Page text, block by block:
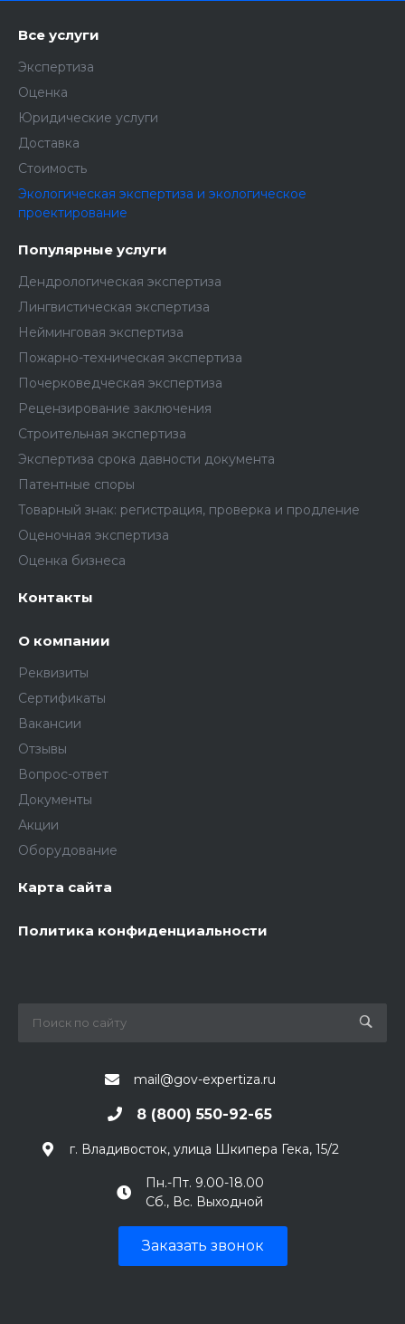
Все услуги
Экспертиза
Оценка
Юридические услуги
Доставка
Стоимость
Экологическая экспертиза и экологическое
проектирование
Популярные услуги
Дендрологическая экспертиза
Лингвистическая экспертиза
Нейминговая экспертиза
Пожарно-техническая экспертиза
Почерковедческая экспертиза
Рецензирование заключения
Строительная экспертиза
Экспертиза срока давности документа
Патентные споры
Товарный знак: регистрация, проверка и продление
Оценочная экспертиза
Оценка бизнеса
Контакты
О компании
Реквизиты
Сертификаты
Вакансии
Отзывы
Вопрос-ответ
Документы
Акции
Оборудование
Карта сайта
Политика конфиденциальности
mail@gov-expertiza.ru
8 (800) 550-92-65
г. Владивосток, улица Шкипера Гека, 15/2
Пн.-Пт. 9.00-18.00
Сб., Вс. Выходной
Заказать звонок